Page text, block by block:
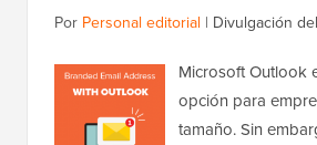
Por Personal editorial | Divulgación
Microsoft Outlook
opción para
tamaño. Sin